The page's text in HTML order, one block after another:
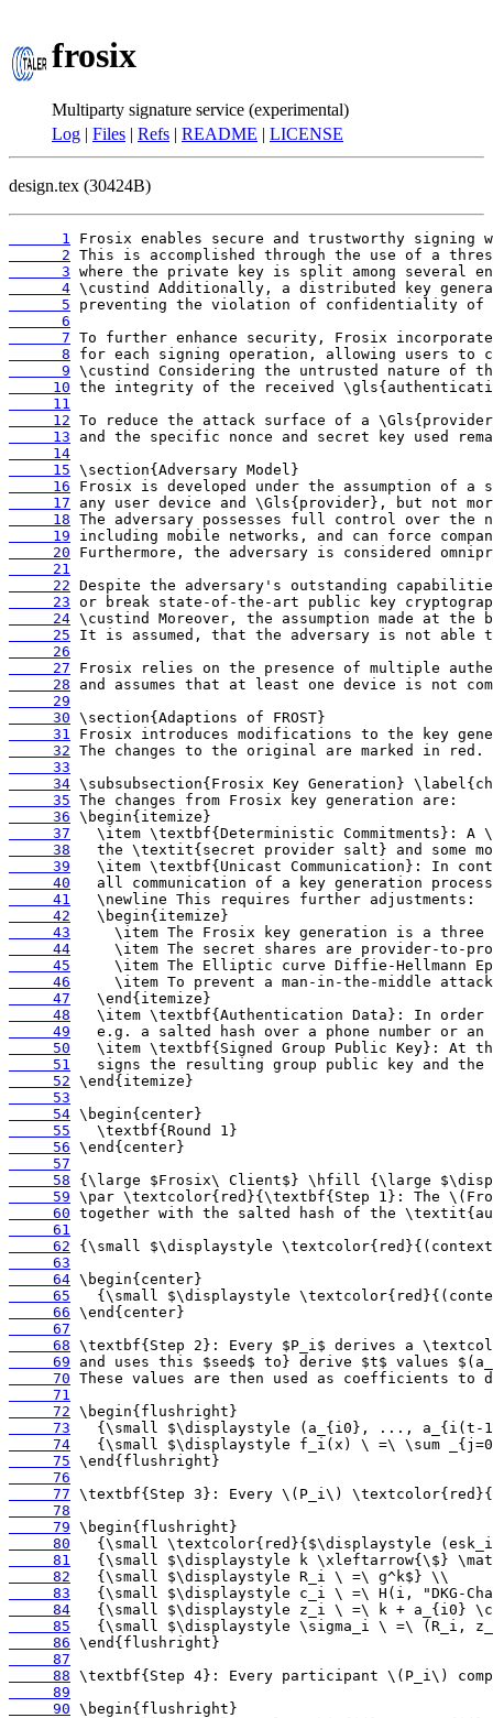
frosix
Multiparty signature service (experimental)
Log | Files | Refs | README | LICENSE
design.tex (30424B)
      1
      2
      3
      4
      5
      6
      7
      8
      9
     10
     11
     12
     13
     14
     15
     16
     17
     18
     19
     20
     21
     22
     23
     24
     25
     26
     27
     28
     29
     30
     31
     32
     33
     34
     35
     36
     37
     38
     39
     40
     41
     42
     43
     44
     45
     46
     47
     48
     49
     50
     51
     52
     53
     54
     55
     56
     57
     58
     59
     60
     61
     62
     63
     64
     65
     66
     67
     68
     69
     70
     71
     72
     73
     74
     75
     76
     77
     78
     79
     80
     81
     82
     83
     84
     85
     86
     87
     88
     89
     90